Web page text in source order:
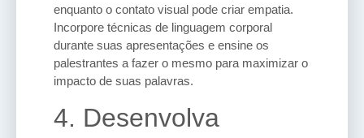
enquanto o contato visual pode criar empatia.
Incorpore técnicas de linguagem corporal
durante suas apresentações e ensine os
palestrantes a fazer o mesmo para maximizar o
impacto de suas palavras.
4. Desenvolva